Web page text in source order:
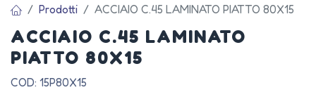
Prodotti ACCIAIO C.45 LAMINATO PIATTO 80X15
ACCIAIO C.45 LAMINATO
PIATTO 80X15
COD: 15P80X15